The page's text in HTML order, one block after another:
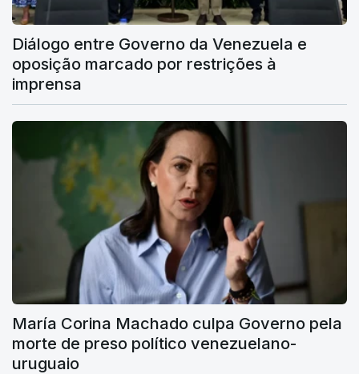
Diálogo entre Governo da Venezuela e
oposição marcado por restrições à
imprensa
María Corina Machado culpa Governo pela
morte de preso político venezuelano-
uruguaio